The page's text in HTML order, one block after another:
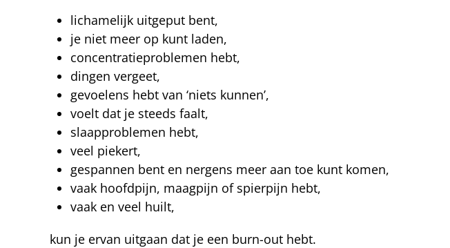
lichamelijk uitgeput bent,
je niet meer op kunt laden,
concentratieproblemen hebt,
dingen vergeet,
gevoelens hebt van ‘niets kunnen’,
voelt dat je steeds faalt,
slaapproblemen hebt,
veel piekert,
gespannen bent en nergens meer aan toe kunt komen,
vaak hoofdpijn, maagpijn of spierpijn hebt,
vaak en veel huilt,
kun je ervan uitgaan dat je een burn-out hebt.